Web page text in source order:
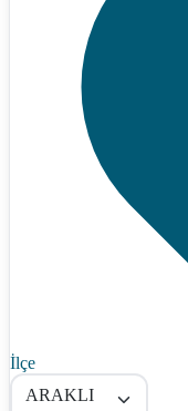
İlçe
ARAKLI